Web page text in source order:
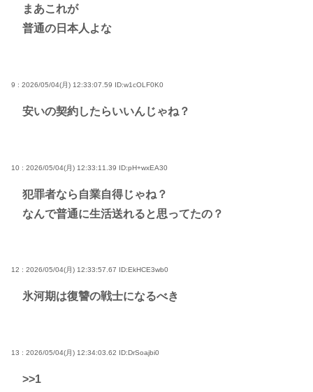
まあこれが
普通の日本人よな
9 : 2026/05/04(月) 12:33:07.59 ID:w1cOLF0K0
安いの契約したらいいんじゃね？
10 : 2026/05/04(月) 12:33:11.39 ID:pH+wxEA30
犯罪者なら自業自得じゃね？
なんで普通に生活送れると思ってたの？
12 : 2026/05/04(月) 12:33:57.67 ID:EkHCE3wb0
氷河期は復讐の戦士になるべき
13 : 2026/05/04(月) 12:34:03.62 ID:DrSoajbi0
>>1